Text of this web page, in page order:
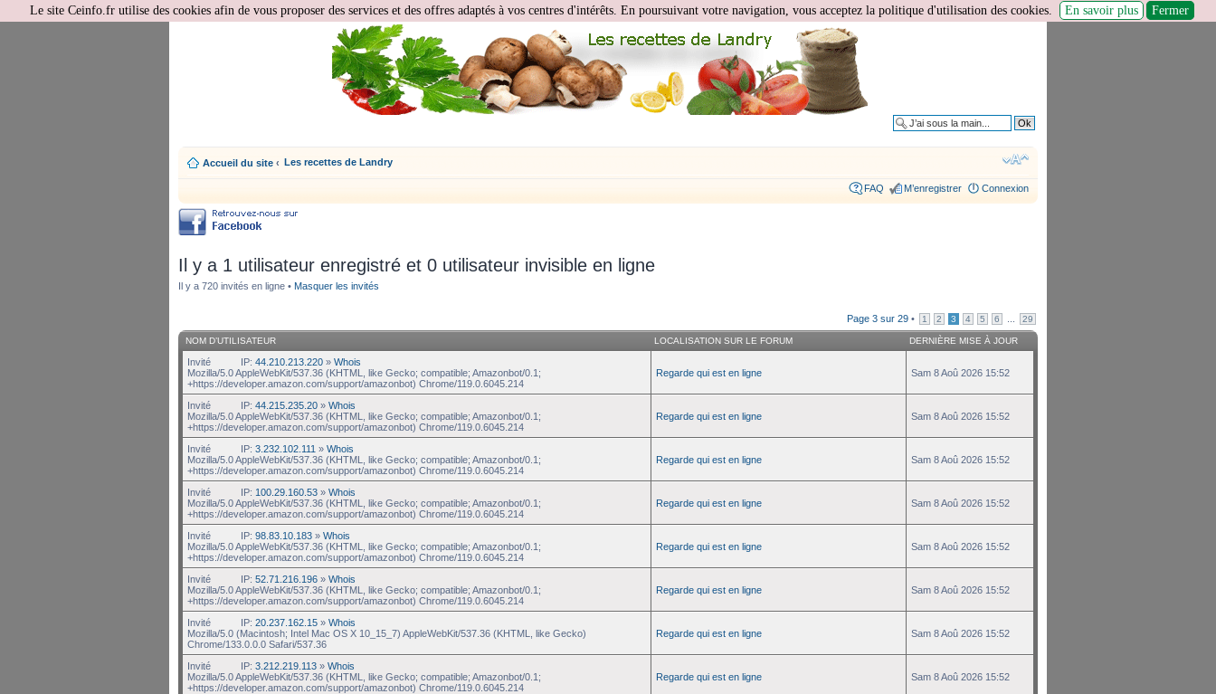
Accueil du site ‹ Les recettes de Landry
FAQ M’enregistrer Connexion
Il y a 1 utilisateur enregistré et 0 utilisateur invisible en ligne
Il y a 720 invités en ligne • Masquer les invités
Page 3 sur 29 • 1 2 3 4 5 6 29
NOM D’UTILISATEUR LOCALISATION SUR LE FORUM DERNIÈRE MISE À JOUR
Invité IP: 44.210.213.220 » Whois
Mozilla/5.0 AppleWebKit/537.36 (KHTML, like Gecko; compatible; Amazonbot/0.1;
+https://developer.amazon.com/support/amazonbot) Chrome/119.0.6045.214
Regarde qui est en ligne Sam 8 Aoû 2026 15:52
Invité IP: 44.215.235.20 » Whois
Mozilla/5.0 AppleWebKit/537.36 (KHTML, like Gecko; compatible; Amazonbot/0.1;
+https://developer.amazon.com/support/amazonbot) Chrome/119.0.6045.214
Regarde qui est en ligne Sam 8 Aoû 2026 15:52
Invité IP: 3.232.102.111 » Whois
Mozilla/5.0 AppleWebKit/537.36 (KHTML, like Gecko; compatible; Amazonbot/0.1;
+https://developer.amazon.com/support/amazonbot) Chrome/119.0.6045.214
Regarde qui est en ligne Sam 8 Aoû 2026 15:52
Invité IP: 100.29.160.53 » Whois
Mozilla/5.0 AppleWebKit/537.36 (KHTML, like Gecko; compatible; Amazonbot/0.1;
+https://developer.amazon.com/support/amazonbot) Chrome/119.0.6045.214
Regarde qui est en ligne Sam 8 Aoû 2026 15:52
Invité IP: 98.83.10.183 » Whois
Mozilla/5.0 AppleWebKit/537.36 (KHTML, like Gecko; compatible; Amazonbot/0.1;
+https://developer.amazon.com/support/amazonbot) Chrome/119.0.6045.214
Regarde qui est en ligne Sam 8 Aoû 2026 15:52
Invité IP: 52.71.216.196 » Whois
Mozilla/5.0 AppleWebKit/537.36 (KHTML, like Gecko; compatible; Amazonbot/0.1;
+https://developer.amazon.com/support/amazonbot) Chrome/119.0.6045.214
Regarde qui est en ligne Sam 8 Aoû 2026 15:52
Invité IP: 20.237.162.15 » Whois
Mozilla/5.0 (Macintosh; Intel Mac OS X 10_15_7) AppleWebKit/537.36 (KHTML, like Gecko)
Chrome/133.0.0.0 Safari/537.36
Regarde qui est en ligne Sam 8 Aoû 2026 15:52
Invité IP: 3.212.219.113 » Whois
Mozilla/5.0 AppleWebKit/537.36 (KHTML, like Gecko; compatible; Amazonbot/0.1;
+https://developer.amazon.com/support/amazonbot) Chrome/119.0.6045.214
Regarde qui est en ligne Sam 8 Aoû 2026 15:52
Le site Ceinfo.fr utilise des cookies afin de vous proposer des services et des offres adaptés à vos centres d'intérêts. En poursuivant votre navigation, vous acceptez la politique d'utilisation des cookies. En savoir plus Fermer